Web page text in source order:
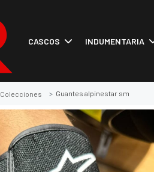
CASCOS INDUMENTARIA
Colecciones Guantes alpinestar sm